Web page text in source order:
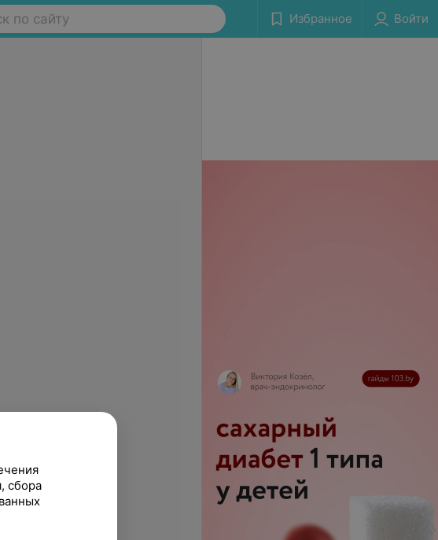
по сайту Избранное Войти
сбора